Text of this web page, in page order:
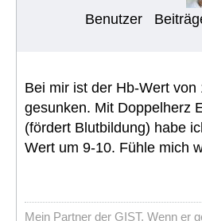
Benutzer
Bei mir ist der Hb-Wert von
gesunken. Mit Doppelherz
(fördert Blutbildung) habe
Wert um 9-10. Fühle mich
Mein Partner der GIST. Wenn er